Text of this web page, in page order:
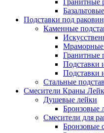
Гранитные
Подставки под
Каменные
Мраморные
Гранитные
Подставки
Подставки
Стальные
Смесители Краны
Душевые лейки
Бронзовые
Смесители для
Бронзовые